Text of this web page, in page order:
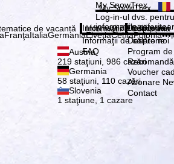
My SnowTrex
My SnowTrex
Log-in-ul dvs.
informaţiile
Vă
FranţaItaliaGermaniaElveţiaCehiaPolonia•••
Austria
219 staţiuni, 986 cazări
Germania
58 staţiuni, 110 cazări
Slovenia
1 staţiune, 1 cazare
de vacanță Informaţii
Informaţii de călătorie
Informaţii de călătorie
FAQ
Compania
Despre noi
Despre noi
Program
Voucher
Abonare
Contact